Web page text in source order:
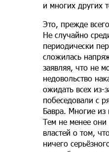
и многих других
Это, прежде
Не случайно
периодически
сложилась
заявляя, что не
недовольство
ожидать всех
побеседовали с
Бавра. Многие из
Тем не менее они
властей о том,
ничего